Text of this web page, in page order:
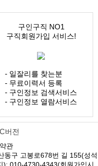
구인구직 NO1
구직회원가입 서비스!
- 일잘리를 찾는분
- 무료이력서 등록
- 구인정보 검색서비스
- 구인정보 열람서비스
버전
관
동구 고봉로678번 길 155(성석